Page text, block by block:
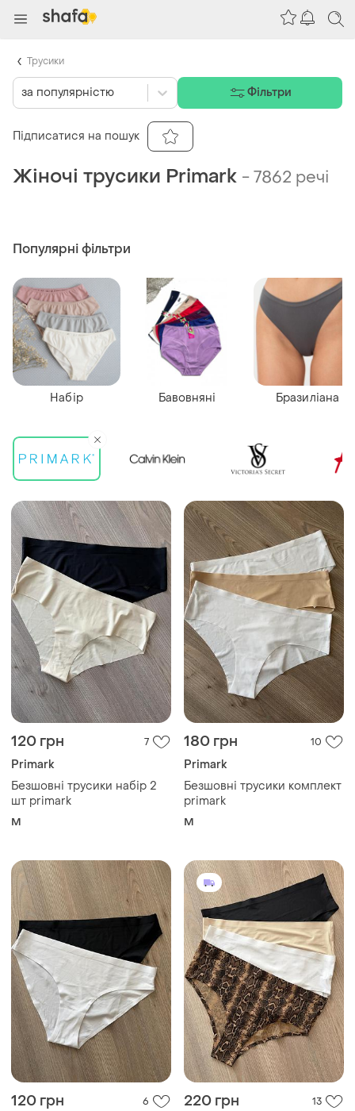
Жіночі трусики Primark -7862 речі
120 грн 7
Primark
Безшовні трусики набір 2
шт primark
M
180 грн 10
Primark
Безшовні трусики комплект
primark
M
120 грн 6 220 грн 13
Популярні фільтри
Набір Бавовняні Бразиліана
за популярністю Фільтри
Підписатися на пошук
Трусики